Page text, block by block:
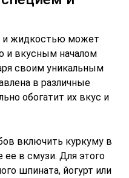
и жидкостью может
и вкусным началом
своим уникальным
в различные
обогатит их вкус и
включить куркуму в
ее в смузи. Для этого
шпината, йогурт или